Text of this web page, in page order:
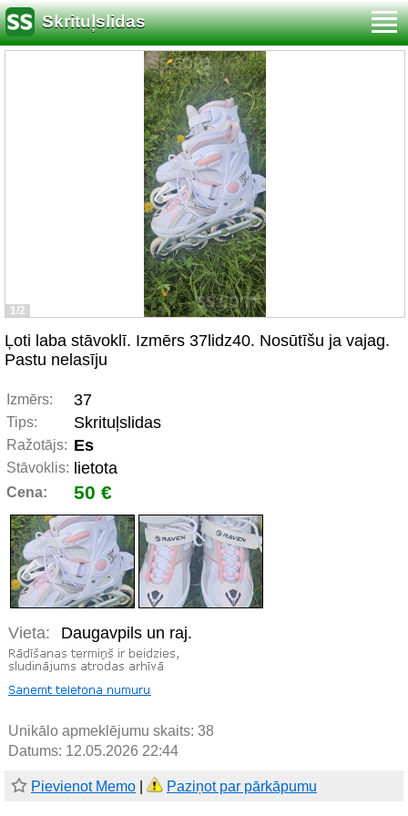
Skrituļslidas
1/2
Ļoti laba stāvoklī. Izmērs 37lidz40. Nosūtīšu ja vajag.
Pastu nelasīju
Izmērs: 37
Tips: Skrituļslidas
Ražotājs: Es
Stāvoklis: lietota
Cena: 50 €
Vieta: Daugavpils un raj.
Unikālo apmeklējumu skaits: 38
Datums: 12.05.2026 22:44
Pievienot Memo Paziņot par pārkāpumu